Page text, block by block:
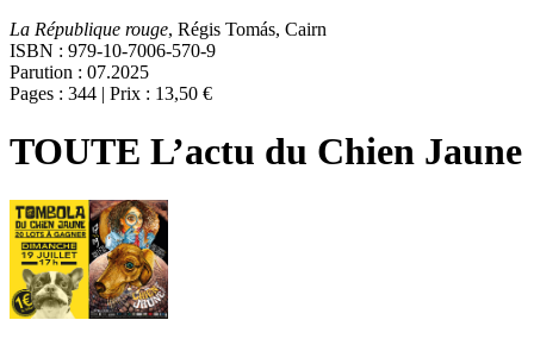
La République rouge, Régis Tomás, Cairn
ISBN : 979-10-7006-570-9
Parution : 07.2025
Pages : 344 | Prix : 13,50 €
TOUTE L’actu du Chien Jaune